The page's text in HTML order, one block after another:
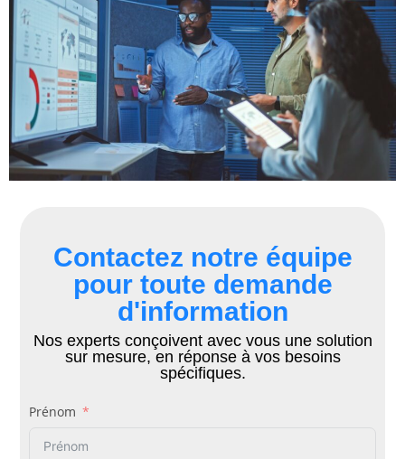
Contactez notre équipe
pour toute demande
d'information
Nos experts conçoivent avec vous une solution
sur mesure, en réponse à vos besoins
spécifiques.
Prénom